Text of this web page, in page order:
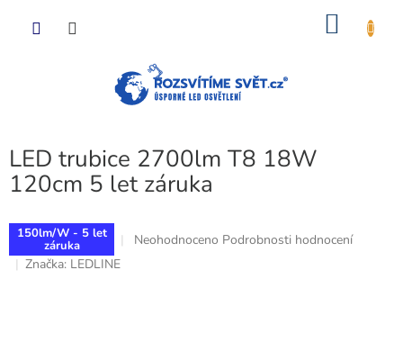
LED trubice 2700lm T8 18W
120cm 5 let záruka
150lm/W - 5 let
záruka
Průměrné
Neohodnoceno Podrobnosti hodnocení
Značka: LEDLINE